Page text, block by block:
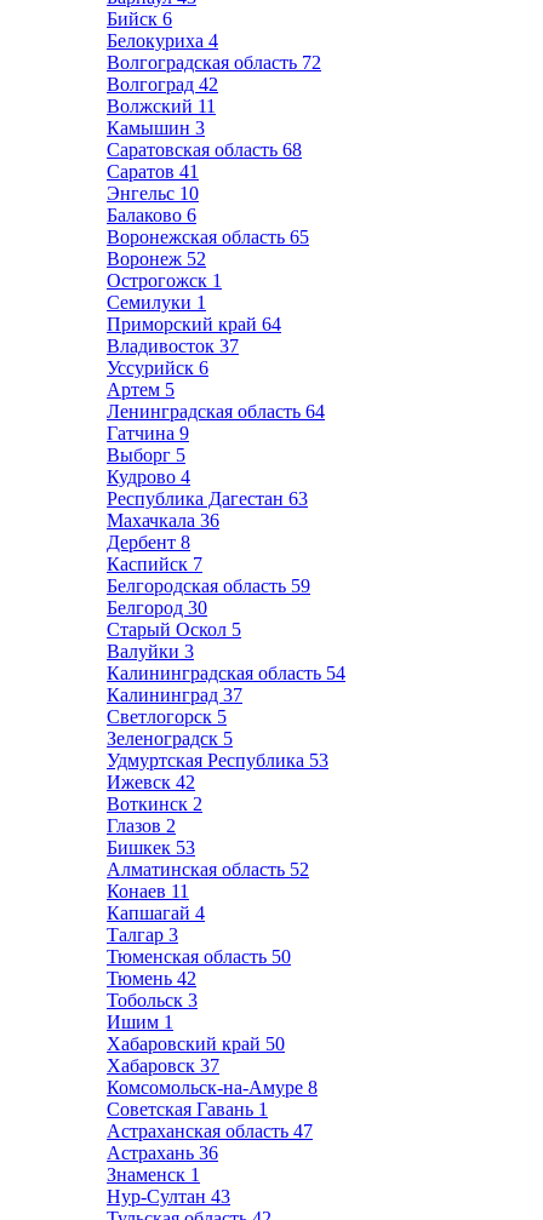
Бийск 6
Белокуриха 4
Волгоградская область 72
Волгоград 42
Волжский 11
Камышин 3
Саратовская область 68
Саратов 41
Энгельс 10
Балаково 6
Воронежская область 65
Воронеж 52
Острогожск 1
Семилуки 1
Приморский край 64
Владивосток 37
Уссурийск 6
Артем 5
Ленинградская область 64
Гатчина 9
Выборг 5
Кудрово 4
Республика Дагестан 63
Махачкала 36
Дербент 8
Каспийск 7
Белгородская область 59
Белгород 30
Старый Оскол 5
Валуйки 3
Калининградская область 54
Калининград 37
Светлогорск 5
Зеленоградск 5
Удмуртская Республика 53
Ижевск 42
Воткинск 2
Глазов 2
Бишкек 53
Алматинская область 52
Конаев 11
Капшагай 4
Талгар 3
Тюменская область 50
Тюмень 42
Тобольск 3
Ишим 1
Хабаровский край 50
Хабаровск 37
Комсомольск-на-Амуре 8
Советская Гавань 1
Астраханская область 47
Астрахань 36
Знаменск 1
Нур-Султан 43